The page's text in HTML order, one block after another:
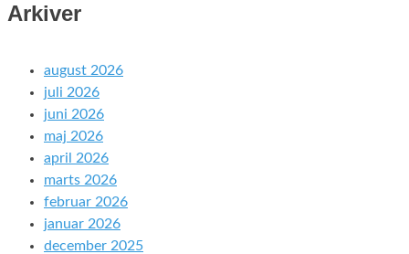
Arkiver
august 2026
juli 2026
juni 2026
maj 2026
april 2026
marts 2026
februar 2026
januar 2026
december 2025